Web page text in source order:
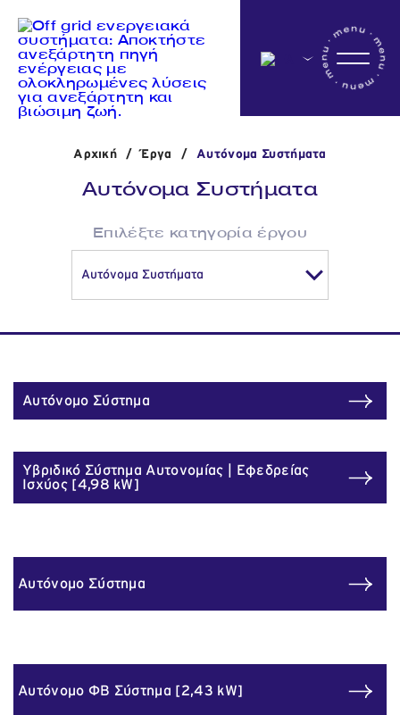
Αρχικη
Η εταιρεία
Δραστηριότητες
'Εργα
Επικοινωνία
Αρχική / Έργα / Αυτόνομα Συστήματα
Αυτόνομα Συστήματα
Επιλέξτε κατηγορία έργου
Αυτόνομο Σύστημα
Υβριδικό Σύστημα Αυτονομίας | Εφεδρείας
Ισχύος [4,98 kW]
Αυτόνομο Σύστημα
Αυτόνομο ΦΒ Σύστημα [2,43 kW]